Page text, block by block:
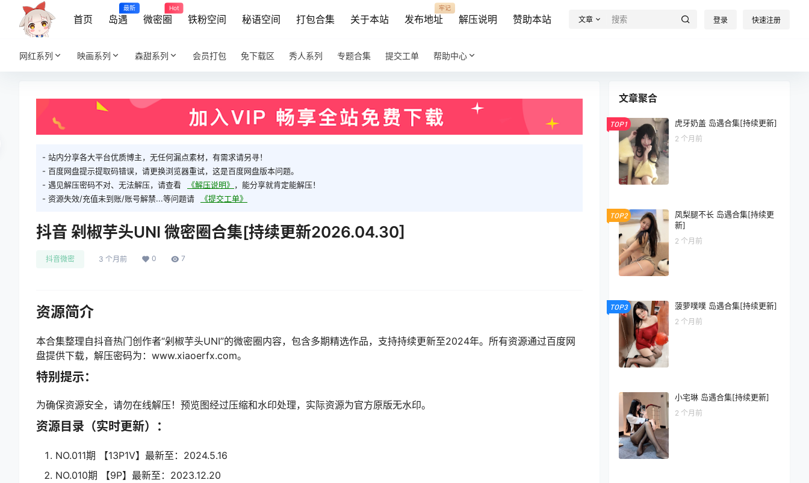
首页 岛遇
最新
微密圈
Hot
铁粉空间 秘语空间 打包合集 关于本站 发布地址
牢记
解压说明 赞助本站 文章 登录 快速注册
网红系列 映画系列 森甜系列 会员打包 免下载区 秀人系列 专题合集 提交工单 帮助中心
- 站内分享各大平台优质博主，无任何漏点素材，有需求请另寻！
- 百度网盘提示提取码错误，请更换浏览器重试，这是百度网盘版本问题。
- 遇见解压密码不对、无法解压，请查看
《解压说明》 ，能分享就肯定能解压！
- 资源失效/充值未到账/账号解禁...等问题请
《提交工单》
抖音 剁椒芋头UNI 微密圈合集[持续更新2026.04.30]
抖音微密 3 个月前 0 7
资源简介
本合集整理自抖音热门创作者“剁椒芋头UNI”的微密圈内容，包含多期精选作品，支持持续更新至2024年。所有资源通过百度网
盘提供下载，解压密码为：www.xiaoerfx.com。
特别提示：
为确保资源安全，请勿在线解压！预览图经过压缩和水印处理，实际资源为官方原版无水印。
资源目录（实时更新）：
NO.011期 【13P1V】最新至：2024.5.16
NO.010期 【9P】最新至：2023.12.20
文章聚合
TOP1 虎牙奶盖 岛遇合集[持续更新]
2 个月前
TOP2
凤梨腿不长 岛遇合集[持续更
新]
2 个月前
TOP3 菠萝噗噗 岛遇合集[持续更新]
2 个月前
小宅琳 岛遇合集[持续更新]
2 个月前